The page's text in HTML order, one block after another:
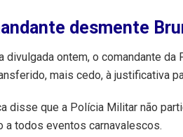
desmente
divulgada ontem, o comandante
mais cedo, à justificativa
disse que a Polícia Militar não
a todos eventos carnavalescos.